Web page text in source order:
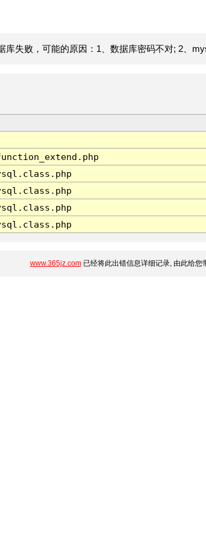
库失败，可能的原因：1、数据库密码不对; 2、
www.365jz.com已经将此出错信息详细记录, 由此给您